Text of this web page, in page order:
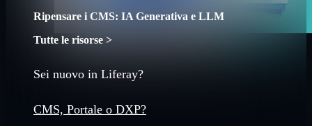
Ripensare i CMS: IA Generativa e LLM
Tutte le risorse >
Sei nuovo in Liferay?
CMS, Portale o DXP?